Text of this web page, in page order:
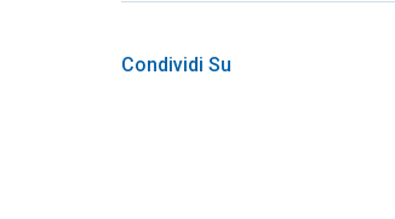
Condividi Su